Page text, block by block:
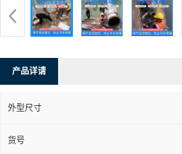
产品详请
外型尺寸
货号